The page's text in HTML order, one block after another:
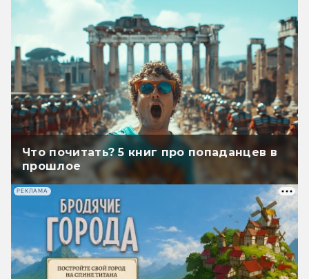
Что почитать? 5 книг про попаданцев в
прошлое
РЕКЛАМА